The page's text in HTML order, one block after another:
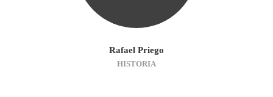
Rafael Priego
HISTORIA